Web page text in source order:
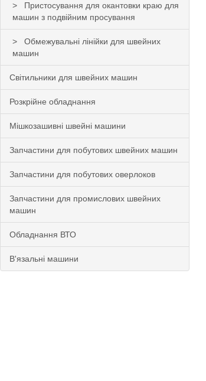
Пристосування для окантовки краю для
машин з подвійним просування
Обмежувальні лінійки для швейних
машин
Світильники для швейних машин
Розкрійне обладнання
Мішкозашивні швейні машини
Запчастини для побутових швейних машин
Запчастини для побутових оверлоков
Запчастини для промислових швейних
машин
Обладнання ВТО
В'язальні машини